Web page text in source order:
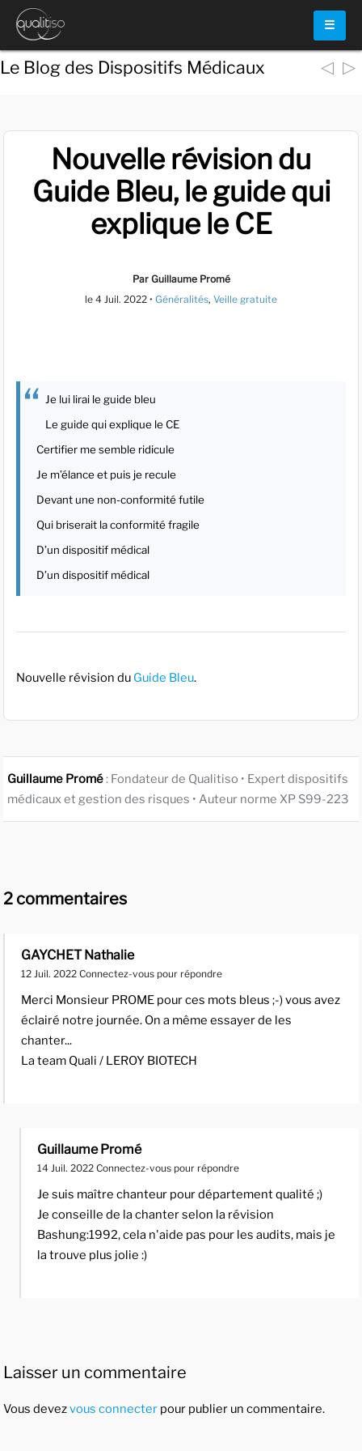
☰
Le Blog des Dispositifs Médicaux ◁ ▷
Nouvelle révision du
Guide Bleu, le guide qui
explique le CE
Par Guillaume Promé
le 4 Juil. 2022 • Généralités, Veille gratuite
Je lui lirai le guide bleu
Le guide qui explique le CE
Certifier me semble ridicule
Je m’élance et puis je recule
Devant une non-conformité futile
Qui briserait la conformité fragile
D’un dispositif médical
D’un dispositif médical
Nouvelle révision du Guide Bleu.
Guillaume Promé: Fondateur de Qualitiso • Expert dispositifs
médicaux et gestion des risques • Auteur norme XP S99-223
2 commentaires
GAYCHET Nathalie
12 Juil. 2022 Connectez-vous pour répondre
Merci Monsieur PROME pour ces mots bleus ;-) vous avez
éclairé notre journée. On a même essayer de les
chanter...
La team Quali / LEROY BIOTECH
Guillaume Promé
14 Juil. 2022 Connectez-vous pour répondre
Je suis maître chanteur pour département qualité ;)
Je conseille de la chanter selon la révision
Bashung:1992, cela n'aide pas pour les audits, mais je
la trouve plus jolie :)
Laisser un commentaire
Vous devezvous connecter pour publier un commentaire.